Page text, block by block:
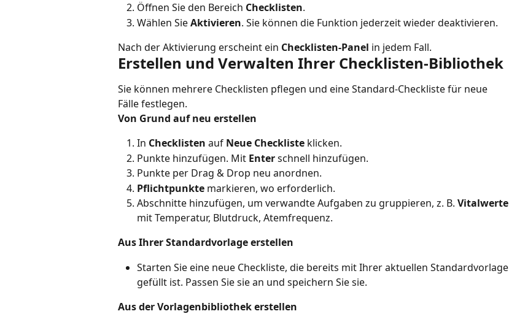
Öffnen Sie den Bereich Checklisten.
Wählen Sie Aktivieren. Sie können die Funktion jederzeit wieder deaktivieren.
Nach der Aktivierung erscheint ein Checklisten-Panel in jedem Fall.
Erstellen und Verwalten Ihrer Checklisten-Bibliothek
Sie können mehrere Checklisten pflegen und eine Standard-Checkliste für neue
Fälle festlegen.
Von Grund auf neu erstellen
In Checklisten auf Neue Checkliste klicken.
Punkte hinzufügen. Mit Enter schnell hinzufügen.
Punkte per Drag & Drop neu anordnen.
Pflichtpunkte markieren, wo erforderlich.
Abschnitte hinzufügen, um verwandte Aufgaben zu gruppieren, z. B. Vitalwerte
mit Temperatur, Blutdruck, Atemfrequenz.
Aus Ihrer Standardvorlage erstellen
Starten Sie eine neue Checkliste, die bereits mit Ihrer aktuellen Standardvorlage
gefüllt ist. Passen Sie sie an und speichern Sie sie.
Aus der Vorlagenbibliothek erstellen